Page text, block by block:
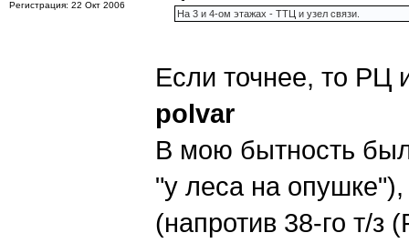
Регистрация: 22 Окт 2006
На 3 и 4-ом этажах - ТТЦ и узел связи.
Если точнее, то РЦ
polvar
В мою бытность
"у леса на
(напротив 38-го т/з